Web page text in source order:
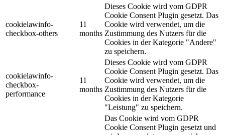
cookielawinfo-
checkbox-others
11
months
Dieses Cookie wird vom GDPR
Cookie Consent Plugin gesetzt. Das
Cookie wird verwendet, um die
Zustimmung des Nutzers für die
Cookies in der Kategorie "Andere"
zu speichern.
cookielawinfo-
checkbox-
performance
11
months
Dieses Cookie wird vom GDPR
Cookie Consent Plugin gesetzt. Das
Cookie wird verwendet, um die
Zustimmung des Nutzers für die
Cookies in der Kategorie
"Leistung" zu speichern.
Das Cookie wird vom GDPR
Cookie Consent Plugin gesetzt und